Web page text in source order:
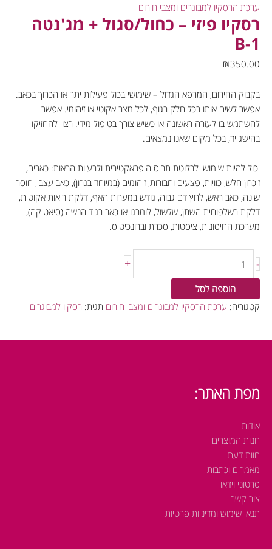
ערכת הרסקיו למבוגרים ומצבי חירום
רסקיו פיזי – כחול/סגול + מג'נטה
B-1
₪350.00
בקבוק החירום, המרפא הגדול – שימושי בכול פעילות יתר או הכרוך בכאב.
אפשר לשים אותו בכל חלק בגוף, לכל מצב אקוטי או זיהומי. אפשר
להשתמש בו לעזרה ראשונה או כשיש צורך בטיפול מידי. רצוי להחזיקו
בהישג יד, בכל מקום שאנו נמצאים.
יכול להיות שימושי לבלוטת תריס היפראקטיבית ולבעיות הבאות: כאבים,
זיכרון חלש, כוויות, פצעים וחבורות, זיהומים (במיוחד בגרון), כאב עצבי, חוסר
שינה, כאב ראש, לחץ דם גבוה, גודש במערות האף, דלקת ריאות אקוטית,
דלקת בשלפוחית השתן, שלשול, לומבגו או כאב בגיד הנשה (סיאטיקה),
מערכת החיסונית, ציסטות, סכרת וברונכיטיס.
-
+
הוספה לסל
קטגוריה: ערכת הרסקיו למבוגרים ומצבי חירום תגית: רסקיו למבוגרים
מפת האתר:
אודות
חנות המוצרים
חוות דעת
מאמרים וכתבות
סרטוני וידאו
צור קשר
תנאי שימוש ומדיניות פרטיות